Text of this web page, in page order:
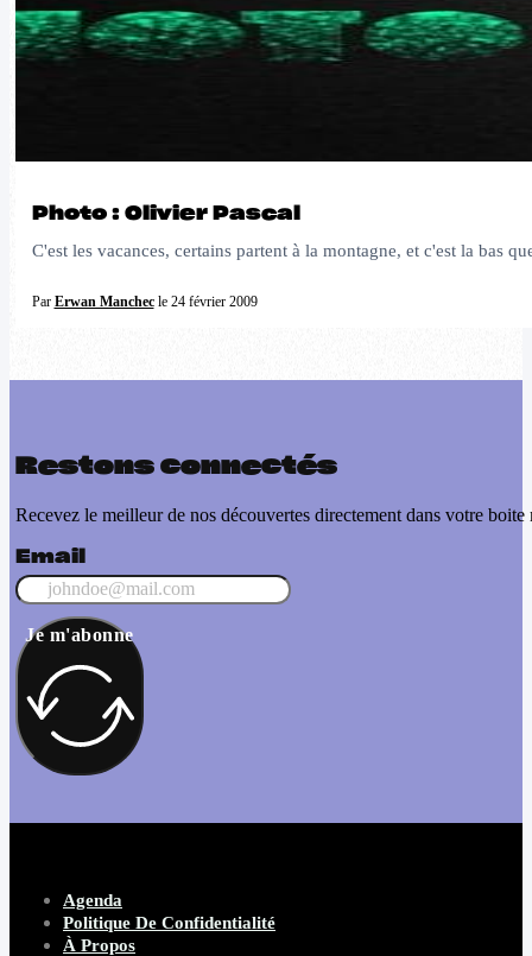
Photo : Olivier Pascal
C'est les vacances, certains partent à la montagne, et c'est la bas
Par Erwan Manchecle 24 février 2009
Restons connectés
Recevez le meilleur de nos découvertes directement dans votre boite
Email
Je m'abonne
Agenda
Politique De Confidentialité
À Propos